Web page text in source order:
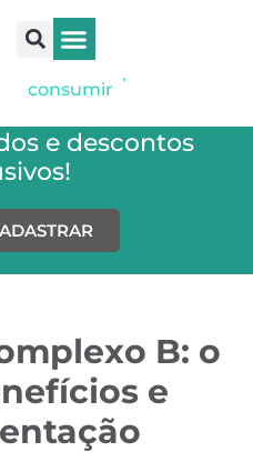
Fibras alimentares:
quantidades e
consumir
e descontos
B: o
e